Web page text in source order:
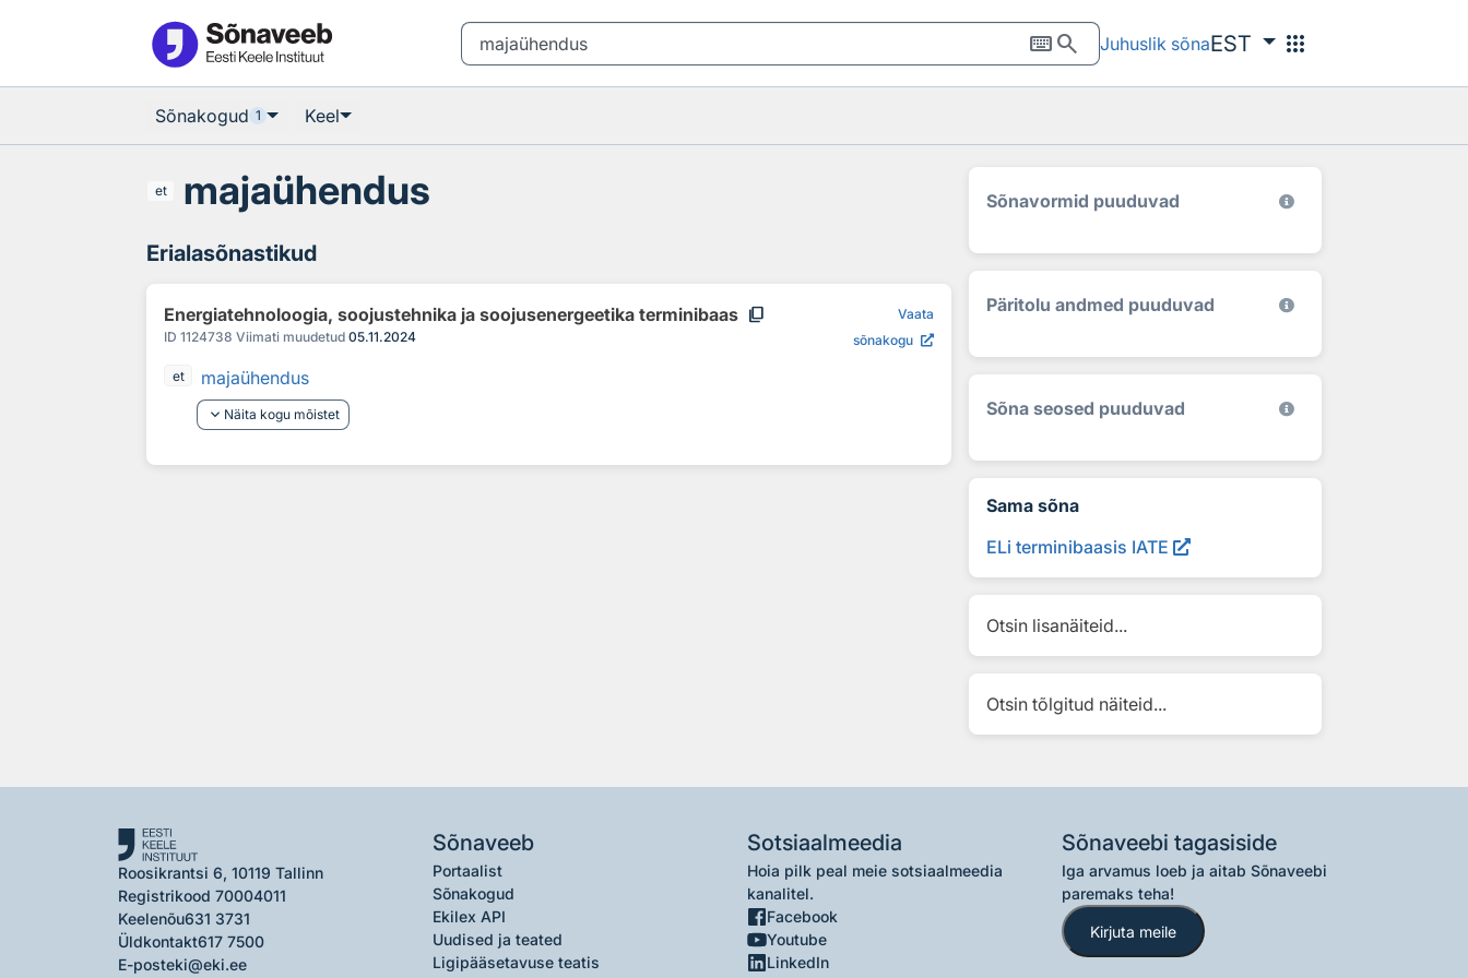
keyboardsearch Juhuslik sõnaEST apps
Sõnakogud 1 Keel
et majaühendus
Erialasõnastikud
Energiatehnoloogia, soojustehnika ja soojusenergeetika terminibaas content_copy
ID 1124738 Viimati muudetud 05.11.2024
Vaata
sõnakogu
et
majaühendus
keyboard_arrow_down Näita kogu mõistet
Sõnavormid puuduvad
Päritolu andmed puuduvad
Sõna seosed puuduvad
Sama sõna
ELi terminibaasis IATE
Otsin lisanäiteid...
Otsin tõlgitud näiteid...
Roosikrantsi 6, 10119 Tallinn
Registrikood 70004011
Keelenõu631 3731
Üldkontakt617 7500
E-posteki@eki.ee
Sõnaveeb
Portaalist
Sõnakogud
Ekilex API
Uudised ja teated
Ligipääsetavuse teatis
Sotsiaalmeedia
Hoia pilk peal meie sotsiaalmeedia
kanalitel.
Facebook
Youtube
LinkedIn
Sõnaveebi tagasiside
Iga arvamus loeb ja aitab Sõnaveebi
paremaks teha!
Kirjuta meile